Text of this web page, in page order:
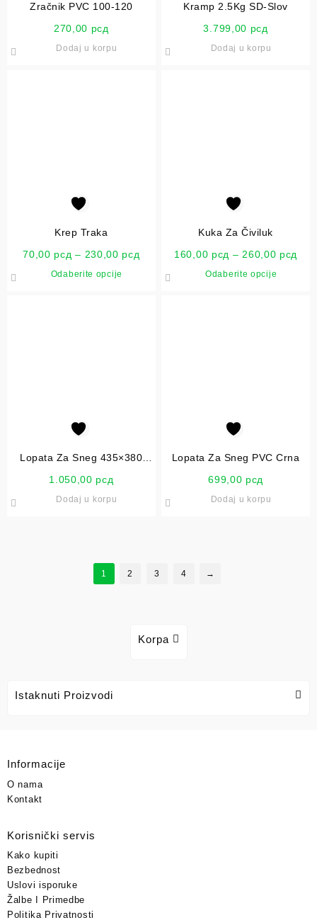
Korpa
Zračnik PVC 100-120
270,00 рсд
Dodaj u korpu
Kramp 2.5Kg SD-Slov
3.799,00 рсд
Dodaj u korpu
Krep Traka
70,00 рсд – 230,00 рсд
Odaberite opcije
Kuka Za Čiviluk
160,00 рсд – 260,00 рсд
Odaberite opcije
Lopata Za Sneg 435×380
1.050,00 рсд
Dodaj u korpu
Lopata Za Sneg PVC Crna
699,00 рсд
Dodaj u korpu
1 2 3 4 →
Istaknuti Proizvodi
Informacije
O nama
Kontakt
Korisnički servis
Kako kupiti
Bezbednost
Uslovi isporuke
Žalbe I Primedbe
Politika Privatnosti